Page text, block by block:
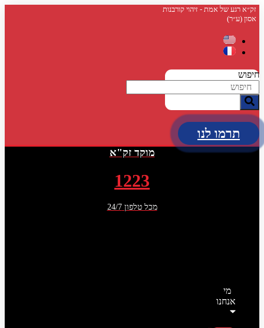
דלג
לתוכן
זק״א רגע של אמת - זיהוי קורבנות
אסון (ע״ר)
חיפוש
תרמו לנו
מוקד זק"א
1223
מכל טלפון 24/7
מי
אנחנו